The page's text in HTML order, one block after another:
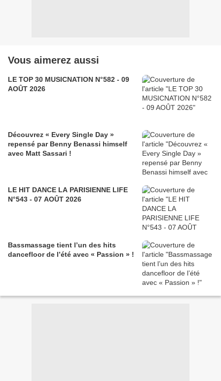
Vous aimerez aussi
LE TOP 30 MUSICNATION N°582 - 09
AOÛT 2026
Découvrez « Every Single Day »
repensé par Benny Benassi himself
avec Matt Sassari !
LE HIT DANCE LA PARISIENNE LIFE
N°543 - 07 AOÛT 2026
Bassmassage tient l’un des hits
dancefloor de l’été avec « Passion » !